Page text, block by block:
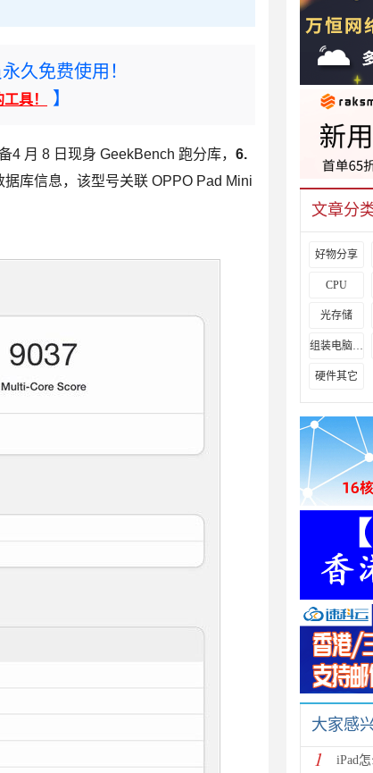
久免费使用！
具！ 】
月 8 日现身 GeekBench 跑分库， 6.
据库信息，该型号关联 OPPO Pad Mini
文章分
好物分享
CPU
光存储
组装电脑教程
硬件其它
大家感
1 iPad怎么